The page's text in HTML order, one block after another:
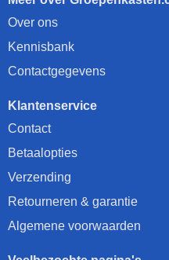
Over ons
Kennisbank
Contactgegevens
Klantenservice
Contact
Betaalopties
Verzending
Retourneren & garantie
Algemene voorwaarden